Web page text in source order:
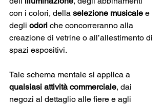
con i colori, della selezione musicale e
degli odori che concorreranno alla
creazione di vetrine o all’allestimento di
spazi espositivi.
Tale schema mentale si applica a
qualsiasi attività commerciale, dai
negozi al dettaglio alle fiere e agli